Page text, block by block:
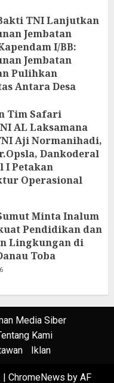
TNI Lanjutkan
Jembatan
I/BB:
Jembatan
Pulihkan
Antara Desa
Tim Safari
AL Laksamana
Aji Normanihadi,
Dankoderal
I Petakan
Operasional
Minta Inalum
Pendidikan dan
Lingkungan di
Toba
Media Siber
Kami
Iklan
| ChromeNews by AF